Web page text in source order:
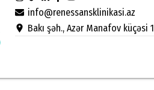
info@renessansklinikasi.az
Bakı şəh., Azər Manafov küçəsi 1